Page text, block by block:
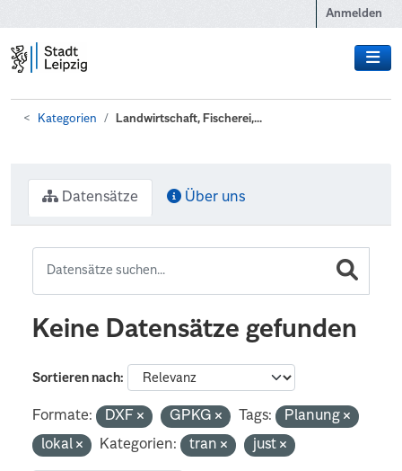
Anmelden
Kategorien Landwirtschaft, Fischerei,...
Datensätze Über uns
Keine Datensätze gefunden
Sortieren nach
Formate: DXF GPKG Tags:
Planung
lokal
Kategorien: tran just